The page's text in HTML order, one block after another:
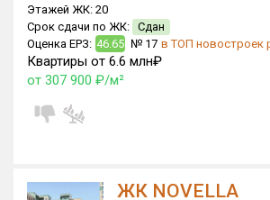
от
Срок сдачи
от
×ДАП
Этажей ЖК: 20
Срок сдачи по ЖК: Сдан
Оценка ЕРЗ: 46.65 № 17 в ТОП новостроек
Квартиры от 6.6 млн₽
от 307 900 ₽/м²
ЖК NOVELLA